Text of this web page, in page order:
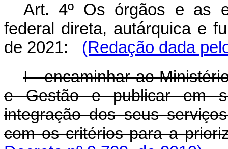
Art. 4º Os órgãos e as
federal direta, autárquica e
de 2021: (Redação dada
I - encaminhar ao
e Gestão e publicar em
integração dos seus
com os critérios para a